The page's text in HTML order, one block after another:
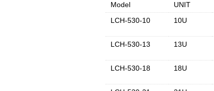
Model
UNIT
LCH-530-10
10U
LCH-530-13 13U
LCH-530-18 18U